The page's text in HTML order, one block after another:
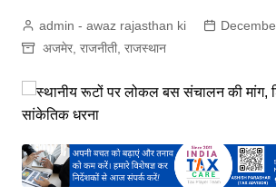
admin - awaz rajasthan ki
अजमेर, राजनीती, राजस्थान